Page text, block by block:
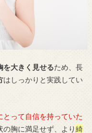
を大きく見せるため、長
はしっかりと実践してい
とって自信を持っていた
胸に満足せず、より綺